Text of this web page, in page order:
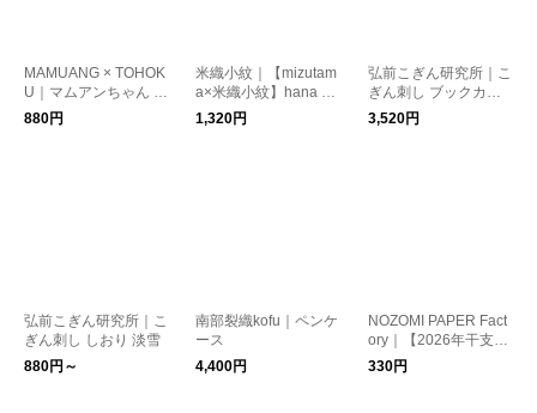
MAMUANG × TOHOK
U｜マムアンちゃん マ
ッチ箱クリップ
880円
米織小紋｜【mizutam
a×米織小紋】hana &
check ブックカバー
1,320円
弘前こぎん研究所｜こ
ぎん刺し ブックカバ
ー
3,520円
弘前こぎん研究所｜こ
ぎん刺し しおり 淡雪
880円～
南部裂織kofu｜ペンケ
ース
4,400円
NOZOMI PAPER Fact
ory｜【2026年干支】
KAPPAN POSTCARD
八幡馬【青森県】
330円